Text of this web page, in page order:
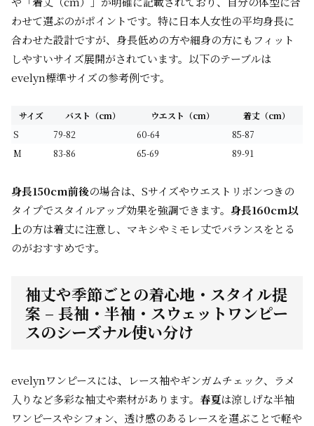
わせて選ぶのがポイントです。特に日本人女性の平均身長に
合わせた設計ですが、身長低めの方や細身の方にもフィット
しやすいサイズ展開がされています。以下のテーブルは
evelyn標準サイズの参考例です。
サイズ バスト（cm） ウエスト（cm）
着丈（cm）
S
79-82 60-64
85-87
M
83-86 65-69 89-91
身長150cm前後の場合は、Sサイズやウエストリボンつきの
タイプでスタイルアップ効果を強調できます。 身長160cm以
上の方は着丈に注意し、マキシやミモレ丈でバランスをとる
のがおすすめです。
袖丈や季節ごとの着心地・スタイル提
案 – 長袖・半袖・スウェットワンピー
スのシーズナル使い分け
evelynワンピースには、レース袖やギンガムチェック、ラメ
入りなど多彩な袖丈や素材があります。 春夏は涼しげな半袖
ワンピースやシフォン、透け感のあるレースを選ぶことで軽や